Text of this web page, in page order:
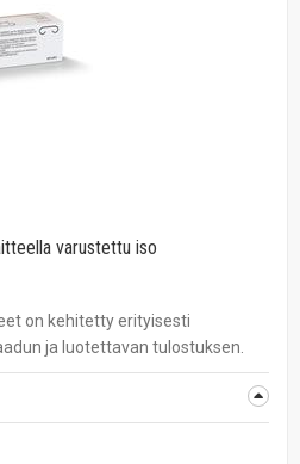
varustettu iso
on kehitetty erityisesti
ja luotettavan tulostuksen.